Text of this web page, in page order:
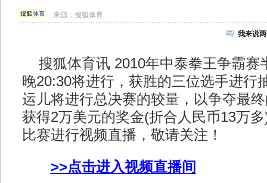
来源：搜狐体育
我来说
搜狐体育讯 2010年中泰拳王争霸赛
晚20:30将进行，获胜的三位选手进行
运儿将进行总决赛的较量，以争夺最
获得2万美元的奖金(折合人民币13万
比赛进行视频直播，敬请关注！
>>点击进入视频直播间